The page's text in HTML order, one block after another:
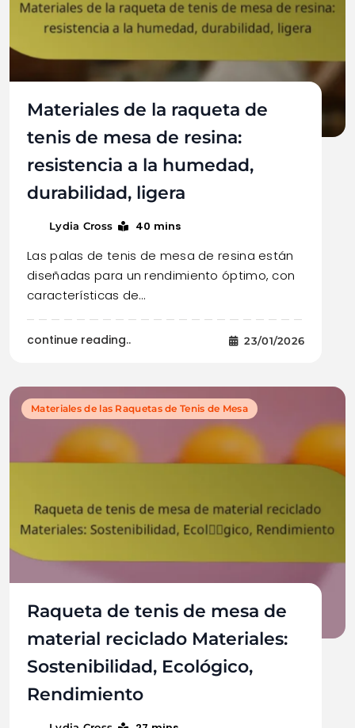
Materiales de la raqueta de
tenis de mesa de resina:
resistencia a la humedad,
durabilidad, ligera
Lydia Cross 40 mins
Las palas de tenis de mesa de resina están
diseñadas para un rendimiento óptimo, con
características de…
continue reading.. 23/01/2026
Materiales de las Raquetas de Tenis de Mesa
Raqueta de tenis de mesa de
material reciclado Materiales:
Sostenibilidad, Ecológico,
Rendimiento